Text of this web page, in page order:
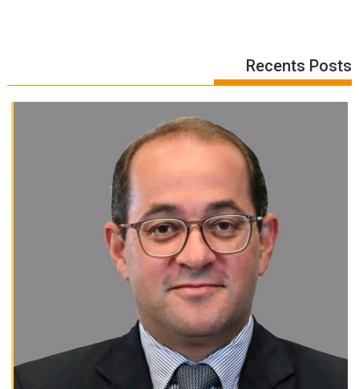
Recents Posts